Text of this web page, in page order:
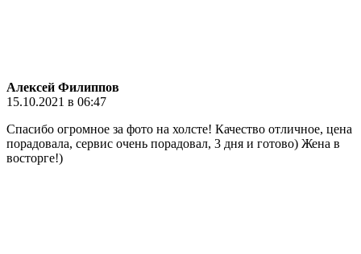
Алексей Филиппов
15.10.2021 в 06:47
Спасибо огромное за фото на холсте! Качество отличное, цена
порадовала, сервис очень порадовал, 3 дня и готово) Жена в
восторге!)